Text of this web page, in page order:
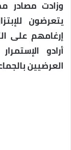
وزادت مصادر
يتعرضون
إرغامهم على
أرادو
العرضيين